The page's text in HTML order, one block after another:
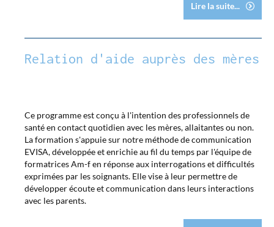
Lire la suite...
Relation d'aide auprès des mères
Ce programme est conçu à l'intention des professionnels de
santé en contact quotidien avec les mères, allaitantes ou non.
La formation s'appuie sur notre méthode de communication
EVISA, développée et enrichie au fil du temps par l'équipe de
formatrices Am-f en réponse aux interrogations et difficultés
exprimées par les soignants. Elle vise à leur permettre de
développer écoute et communication dans leurs interactions
avec les parents.